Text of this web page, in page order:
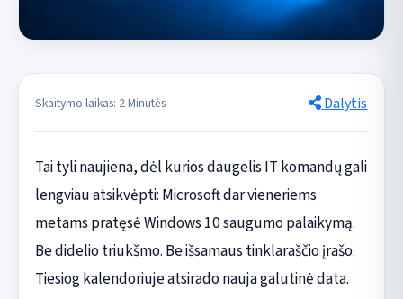
Skaitymo laikas: 2 Minutės Dalytis
Tai tyli naujiena, dėl kurios daugelis IT komandų gali
lengviau atsikvėpti: Microsoft dar vieneriems
metams pratęsė Windows 10 saugumo palaikymą.
Be didelio triukšmo. Be išsamaus tinklaraščio įrašo.
Tiesiog kalendoriuje atsirado nauja galutinė data.